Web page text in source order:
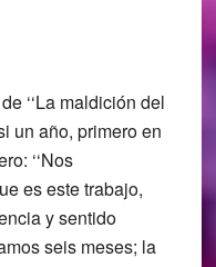
‘‘La maldición del
un año, primero en
‘‘Nos
es este trabajo,
y sentido
seis meses; la